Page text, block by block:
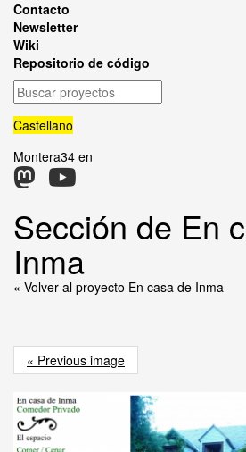
Contacto
Newsletter
Wiki
Repositorio de código
Buscar
proyectos
Castellano
Montera34 en
Sección de En
Inma
« Volver al proyecto En casa de Inma
« Previous image